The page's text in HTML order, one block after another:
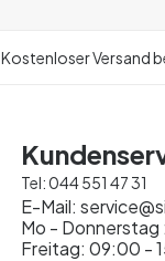
Kostenloser Versand
Tel:044 551 47 31
E-Mail:
Mo -
Freitag: 09:00 -